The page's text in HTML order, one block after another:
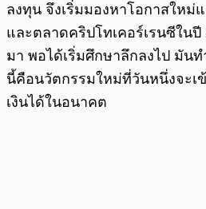
ลงทุน จึงเริ่มมองหาโอกาสใหม่
และตลาดคริปโทเคอร์เรนซีในปี
มา พอได้เริ่มศึกษาลึกลงไป มัน
นี้คือนวัตกรรมใหม่ที่วันหนึ่งจะเ
เงินได้ในอนาคต